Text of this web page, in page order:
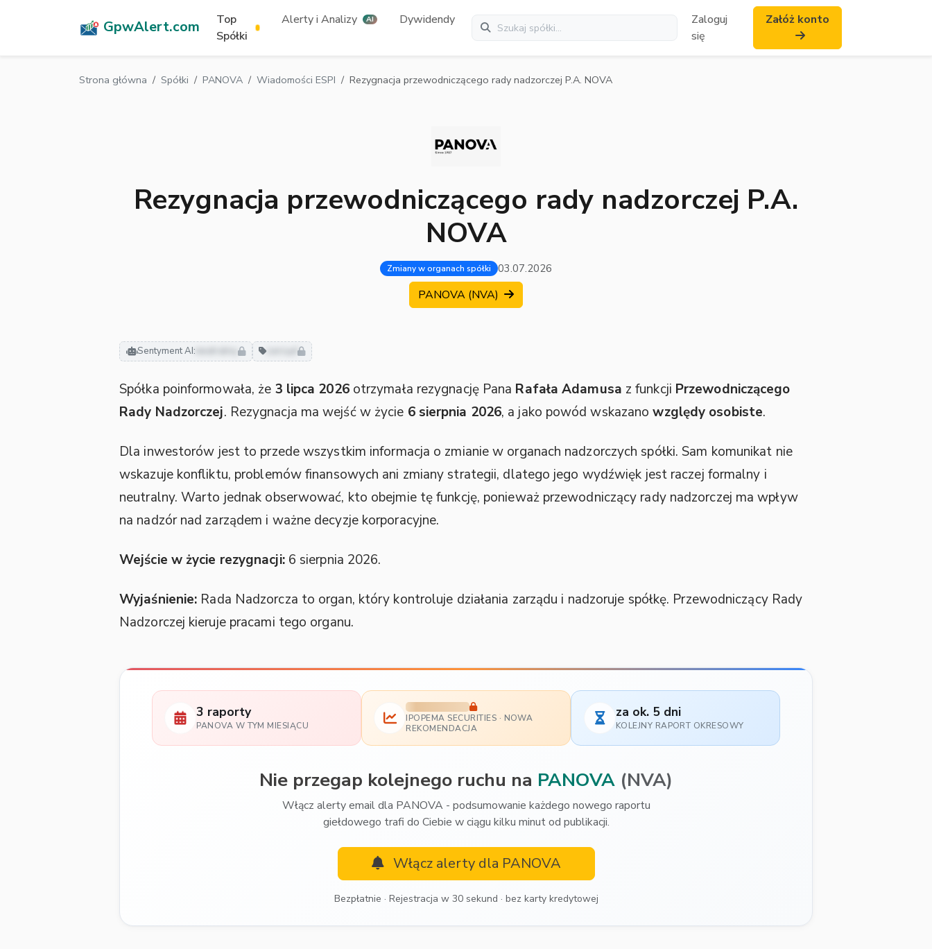
GpwAlert.com
Top
Spółki
Alerty i Analizy AI Dywidendy
Zaloguj
się
Załóż konto
Strona główna Spółki PANOVA Wiadomości ESPI Rezygnacja przewodniczącego rady nadzorczej P.A. NOVA
Rezygnacja przewodniczącego rady nadzorczej P.A.
NOVA
Zmiany w organach spółki 03.07.2026
PANOVA (NVA)
Sentyment AI: neutralny zarząd
Spółka poinformowała, że 3 lipca 2026otrzymała rezygnację Pana Rafała Adamusa z funkcji Przewodniczącego
Rady Nadzorczej. Rezygnacja ma wejść w życie 6 sierpnia 2026, a jako powód wskazanowzględy osobiste.
Dla inwestorów jest to przede wszystkim informacja o zmianie w organach nadzorczych spółki. Sam komunikat nie
wskazuje konfliktu, problemów finansowych ani zmiany strategii, dlatego jego wydźwięk jest raczej formalny i
neutralny. Warto jednak obserwować, kto obejmie tę funkcję, ponieważ przewodniczący rady nadzorczej ma wpływ
na nadzór nad zarządem i ważne decyzje korporacyjne.
Wejście w życie rezygnacji:6 sierpnia 2026.
Wyjaśnienie: Rada Nadzorcza to organ, który kontroluje działania zarządu i nadzoruje spółkę. Przewodniczący Rady
Nadzorczej kieruje pracami tego organu.
3 raporty
PANOVA W TYM MIESIĄCU
IPOPEMA SECURITIES · NOWA
REKOMENDACJA
za ok. 5 dni
KOLEJNY RAPORT OKRESOWY
Nie przegap kolejnego ruchu na PANOVA (NVA)
Włącz alerty email dla PANOVA - podsumowanie każdego nowego raportu
giełdowego trafi do Ciebie w ciągu kilku minut od publikacji.
Włącz alerty dla PANOVA
Bezpłatnie · Rejestracja w 30 sekund · bez karty kredytowej